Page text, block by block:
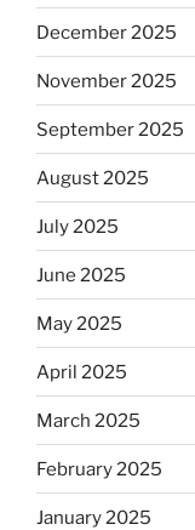
December 2025
November 2025
September 2025
August 2025
July 2025
June 2025
May 2025
April 2025
March 2025
February 2025
January 2025